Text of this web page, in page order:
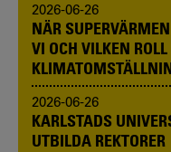
2026-06-26
NÄR
VI OCH VILKEN
2026-06-26
KARLSTADS
UTBILDA REKTORER